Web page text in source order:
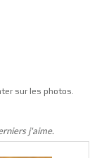
sur les photos.
j'aime.